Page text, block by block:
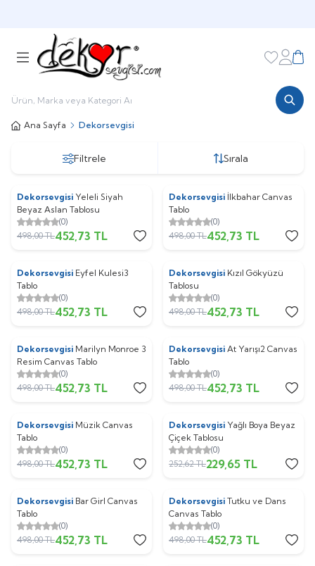
Favorilerim
Ana Sayfa Dekorsevgisi
Filtrele Sırala
%9
Dekorsevgisi Yeleli Siyah
Beyaz Aslan Tablosu
(0)
498,00TL452,73 TL
%9
Dekorsevgisi İlkbahar Canvas
Tablo
(0)
498,00TL452,73 TL
%9
Dekorsevgisi Eyfel Kulesi3
Tablo
(0)
498,00TL452,73 TL
%9
Dekorsevgisi Kızıl Gökyüzü
Tablosu
(0)
498,00TL452,73 TL
%9
Dekorsevgisi Marilyn Monroe 3
Resim Canvas Tablo
(0)
498,00TL452,73 TL
%9
Dekorsevgisi At Yarışı2 Canvas
Tablo
(0)
498,00TL452,73 TL
%9
Dekorsevgisi Müzik Canvas
Tablo
(0)
498,00TL452,73 TL
%9
Dekorsevgisi Yağlı Boya Beyaz
Çiçek Tablosu
(0)
252,62TL229,65 TL
%9
Dekorsevgisi Bar Girl Canvas
Tablo
(0)
498,00TL452,73 TL
%9
Dekorsevgisi Tutku ve Dans
Canvas Tablo
(0)
498,00TL452,73 TL